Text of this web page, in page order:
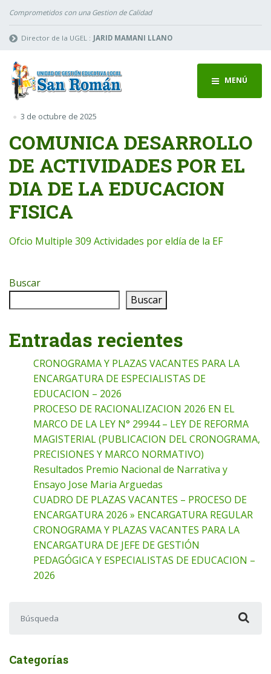
Comprometidos con una Gestion de Calidad
Director de la UGEL : JARID MAMANI LLANO
MENÚ
3 de octubre de 2025
COMUNICA DESARROLLO
DE ACTIVIDADES POR EL
DIA DE LA EDUCACION
FISICA
Ofcio Multiple 309 Actividades por eldía de la EF
Buscar
Buscar
Entradas recientes
CRONOGRAMA Y PLAZAS VACANTES PARA LA
ENCARGATURA DE ESPECIALISTAS DE
EDUCACION – 2026
PROCESO DE RACIONALIZACION 2026 EN EL
MARCO DE LA LEY N° 29944 – LEY DE REFORMA
MAGISTERIAL (PUBLICACION DEL CRONOGRAMA,
PRECISIONES Y MARCO NORMATIVO)
Resultados Premio Nacional de Narrativa y
Ensayo Jose Maria Arguedas
CUADRO DE PLAZAS VACANTES – PROCESO DE
ENCARGATURA 2026 » ENCARGATURA REGULAR
CRONOGRAMA Y PLAZAS VACANTES PARA LA
ENCARGATURA DE JEFE DE GESTIÓN
PEDAGÓGICA Y ESPECIALISTAS DE EDUCACION –
2026
Categorías